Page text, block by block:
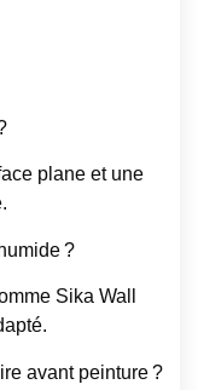
plane et une
?
Sika Wall
avant peinture ?